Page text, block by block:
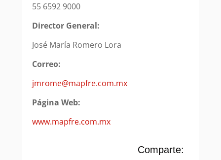
55 6592 9000
Director General:
José María Romero Lora
Correo:
jmrome@mapfre.com.mx
Página Web:
www.mapfre.com.mx
Comparte: